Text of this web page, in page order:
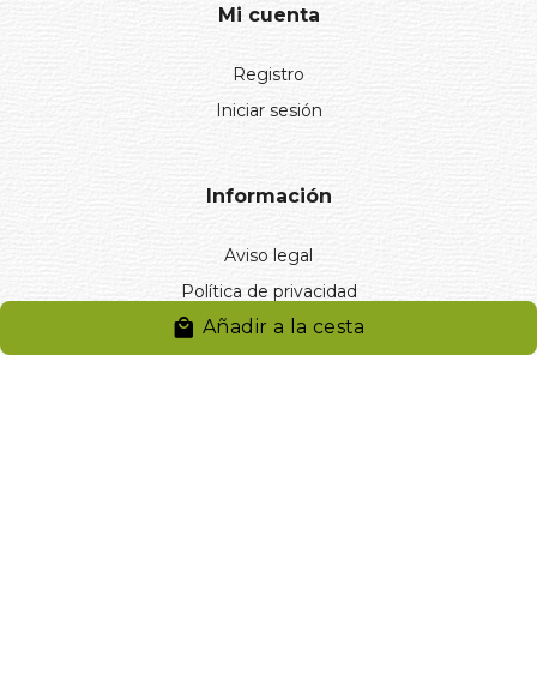
Añadir a la cesta
Mi cuenta
Registro
Iniciar sesión
Información
Aviso legal
Política de privacidad
Entregas y devoluciones